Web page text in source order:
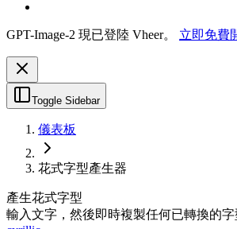
GPT-Image-2 現已登陸 Vheer。 立即免費
Toggle Sidebar
儀表板
花式字型產生器
產生花式字型
輸入文字，然後即時複製任何已轉換的字